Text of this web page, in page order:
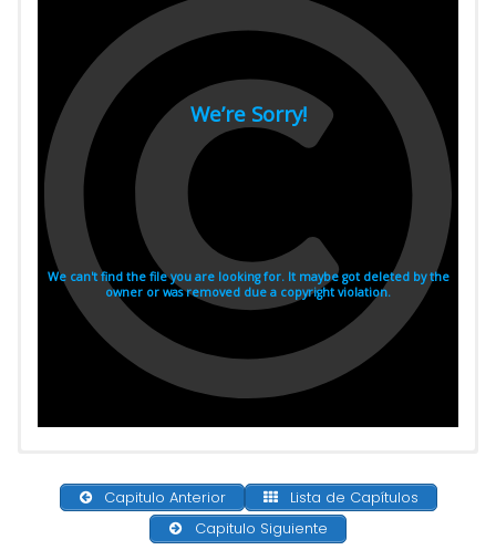
Capitulo Anterior
Lista de Capítulos
Capitulo Siguiente